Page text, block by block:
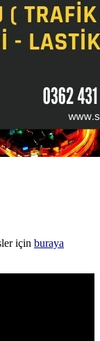
için buraya